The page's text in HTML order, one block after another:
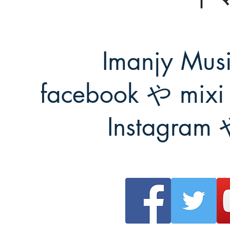
Imanjy
facebook や mixi
Instagram